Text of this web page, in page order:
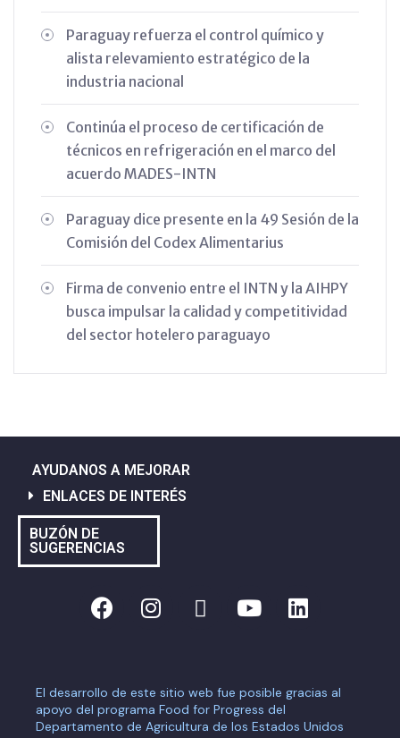
Paraguay refuerza el control químico y
alista relevamiento estratégico de la
industria nacional
Continúa el proceso de certificación de
técnicos en refrigeración en el marco del
acuerdo MADES-INTN
Paraguay dice presente en la 49 Sesión de la
Comisión del Codex Alimentarius
Firma de convenio entre el INTN y la AIHPY
busca impulsar la calidad y competitividad
del sector hotelero paraguayo
AYUDANOS A MEJORAR
ENLACES DE INTERÉS
BUZÓN DE
SUGERENCIAS
El desarrollo de este sitio web fue posible gracias al
apoyo del programa Food for Progress del
Departamento de Agricultura de los Estados Unidos